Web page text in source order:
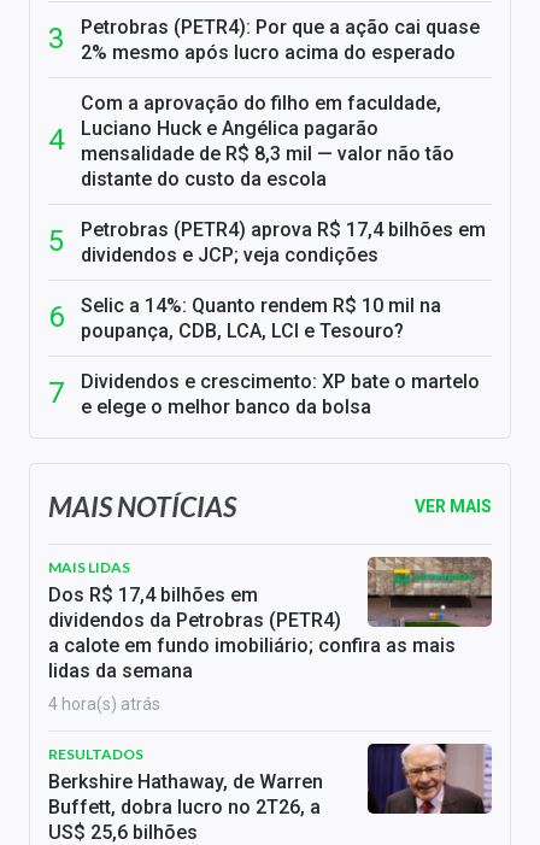
Petrobras (PETR4): Por que a ação cai quase
2% mesmo após lucro acima do esperado
Com a aprovação do filho em faculdade,
Luciano Huck e Angélica pagarão
mensalidade de R$ 8,3 mil — valor não tão
distante do custo da escola
Petrobras (PETR4) aprova R$ 17,4 bilhões em
dividendos e JCP; veja condições
Selic a 14%: Quanto rendem R$ 10 mil na
poupança, CDB, LCA, LCI e Tesouro?
Dividendos e crescimento: XP bate o martelo
e elege o melhor banco da bolsa
MAIS NOTÍCIAS VER MAIS
MAIS LIDAS
Dos R$ 17,4 bilhões em
dividendos da Petrobras (PETR4)
a calote em fundo imobiliário; confira as mais
lidas da semana
4 hora(s) atrás
RESULTADOS
Berkshire Hathaway, de Warren
Buffett, dobra lucro no 2T26, a
US$ 25,6 bilhões